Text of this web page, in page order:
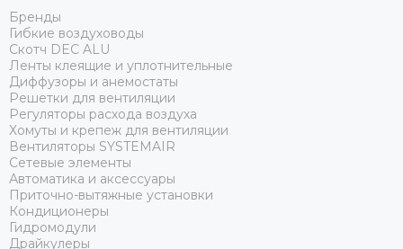
Бренды
Гибкие воздуховоды
Скотч DEC ALU
Ленты клеящие и уплотнительные
Диффузоры и анемостаты
Решетки для вентиляции
Регуляторы расхода воздуха
Хомуты и крепеж для вентиляции
Вентиляторы SYSTEMAIR
Сетевые элементы
Автоматика и аксессуары
Приточно-вытяжные установки
Кондиционеры
Гидромодули
Драйкулеры